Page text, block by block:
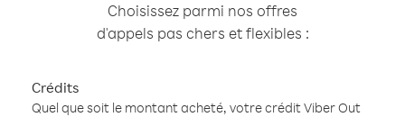
Choisissez parmi nos offres
d'appels pas chers et flexibles :
Crédits
Quel que soit le montant acheté, votre crédit Viber Out